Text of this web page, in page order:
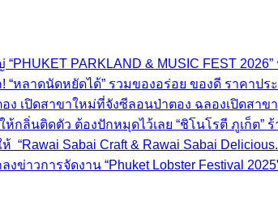
PARKLAND & MUSIC FEST
“หลาดนัดหยัดได้” รวมของอร่อย ของดี ราคาปร
อง เปิดสาขาใหม่ที่จังซีลอนป่าตอง ฉลองเปิดสาข
กลิ่นติดตัว ต้องปักหมุดไว้เลย “ชิโนโรตี ภูเก็ต” ร้
“Rawai Sabai Craft & Rawai Sabai
ข่าวการจัดงาน “Phuket Lobster Festival